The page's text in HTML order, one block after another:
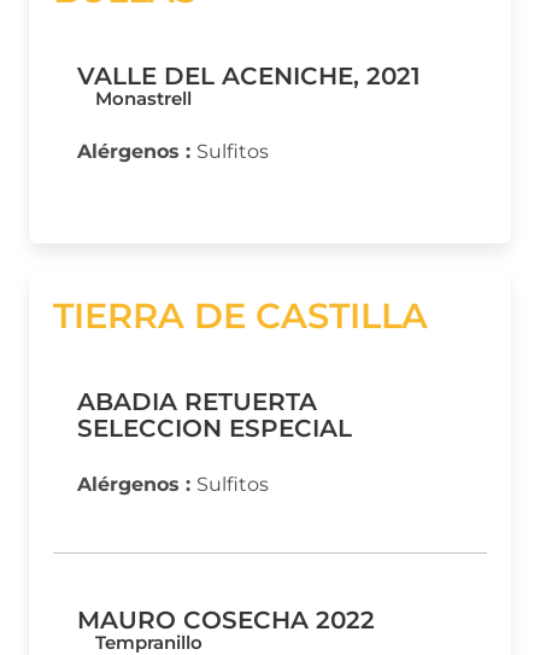
VALLE DEL ACENICHE, 2021
Monastrell
Alérgenos : Sulfitos
TIERRA DE CASTILLA
ABADIA RETUERTA
SELECCION ESPECIAL
Alérgenos : Sulfitos
MAURO COSECHA 2022
Tempranillo